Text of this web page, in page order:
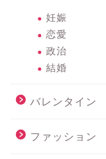
妊娠
恋愛
政治
結婚
バレンタイン
ファッション